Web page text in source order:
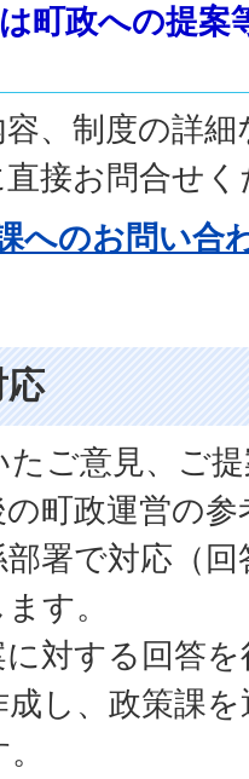
町政への提
、制度の詳
接お問合せ
へのお問い合
ご意見、ご
町政運営の
署で対応（
す。
対する回答を
し、政策課